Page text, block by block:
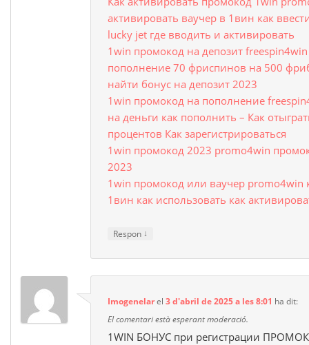
активировать ваучер в 1вин как
lucky jet где вводить и активировать
1win промокод на депозит
пополнение 70 фриспинов на 500
найти бонус на депозит 2023
1win промокод на пополнение
на деньги как пополнить – Как
процентов Как зарегистрироваться
1win промокод 2023 promo4win
2023
1win промокод или ваучер promo4win
1вин как использовать как
Respon ↓
Imogenelarel3 d'abril de 2025 a les 8:01 ha dit:
El comentari està esperant moderació.
1WIN БОНУС при регистрации